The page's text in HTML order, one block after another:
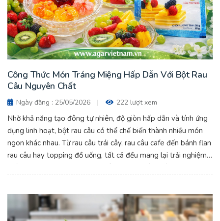
Công Thức Món Tráng Miệng Hấp Dẫn Với Bột Rau
Câu Nguyên Chất
Ngày đăng : 25/05/2026 | 222 lượt xem
Nhờ khả năng tạo đông tự nhiên, độ giòn hấp dẫn và tính ứng
dụng linh hoạt, bột rau câu có thể chế biến thành nhiều món
ngon khác nhau. Từ rau câu trái cây, rau câu cafe đến bánh flan
rau câu hay topping đồ uống, tất cả đều mang lại trải nghiệm
thú vị cho người thưởng thức. Công Thức Món Tráng Miệng